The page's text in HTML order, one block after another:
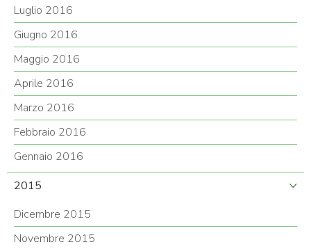
Luglio 2016
Giugno 2016
Maggio 2016
Aprile 2016
Marzo 2016
Febbraio 2016
Gennaio 2016
2015
Dicembre 2015
Novembre 2015